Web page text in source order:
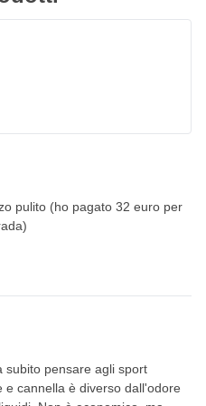
pulito (ho pagato 32 euro per
subito pensare agli sport
e cannella è diverso dall'odore